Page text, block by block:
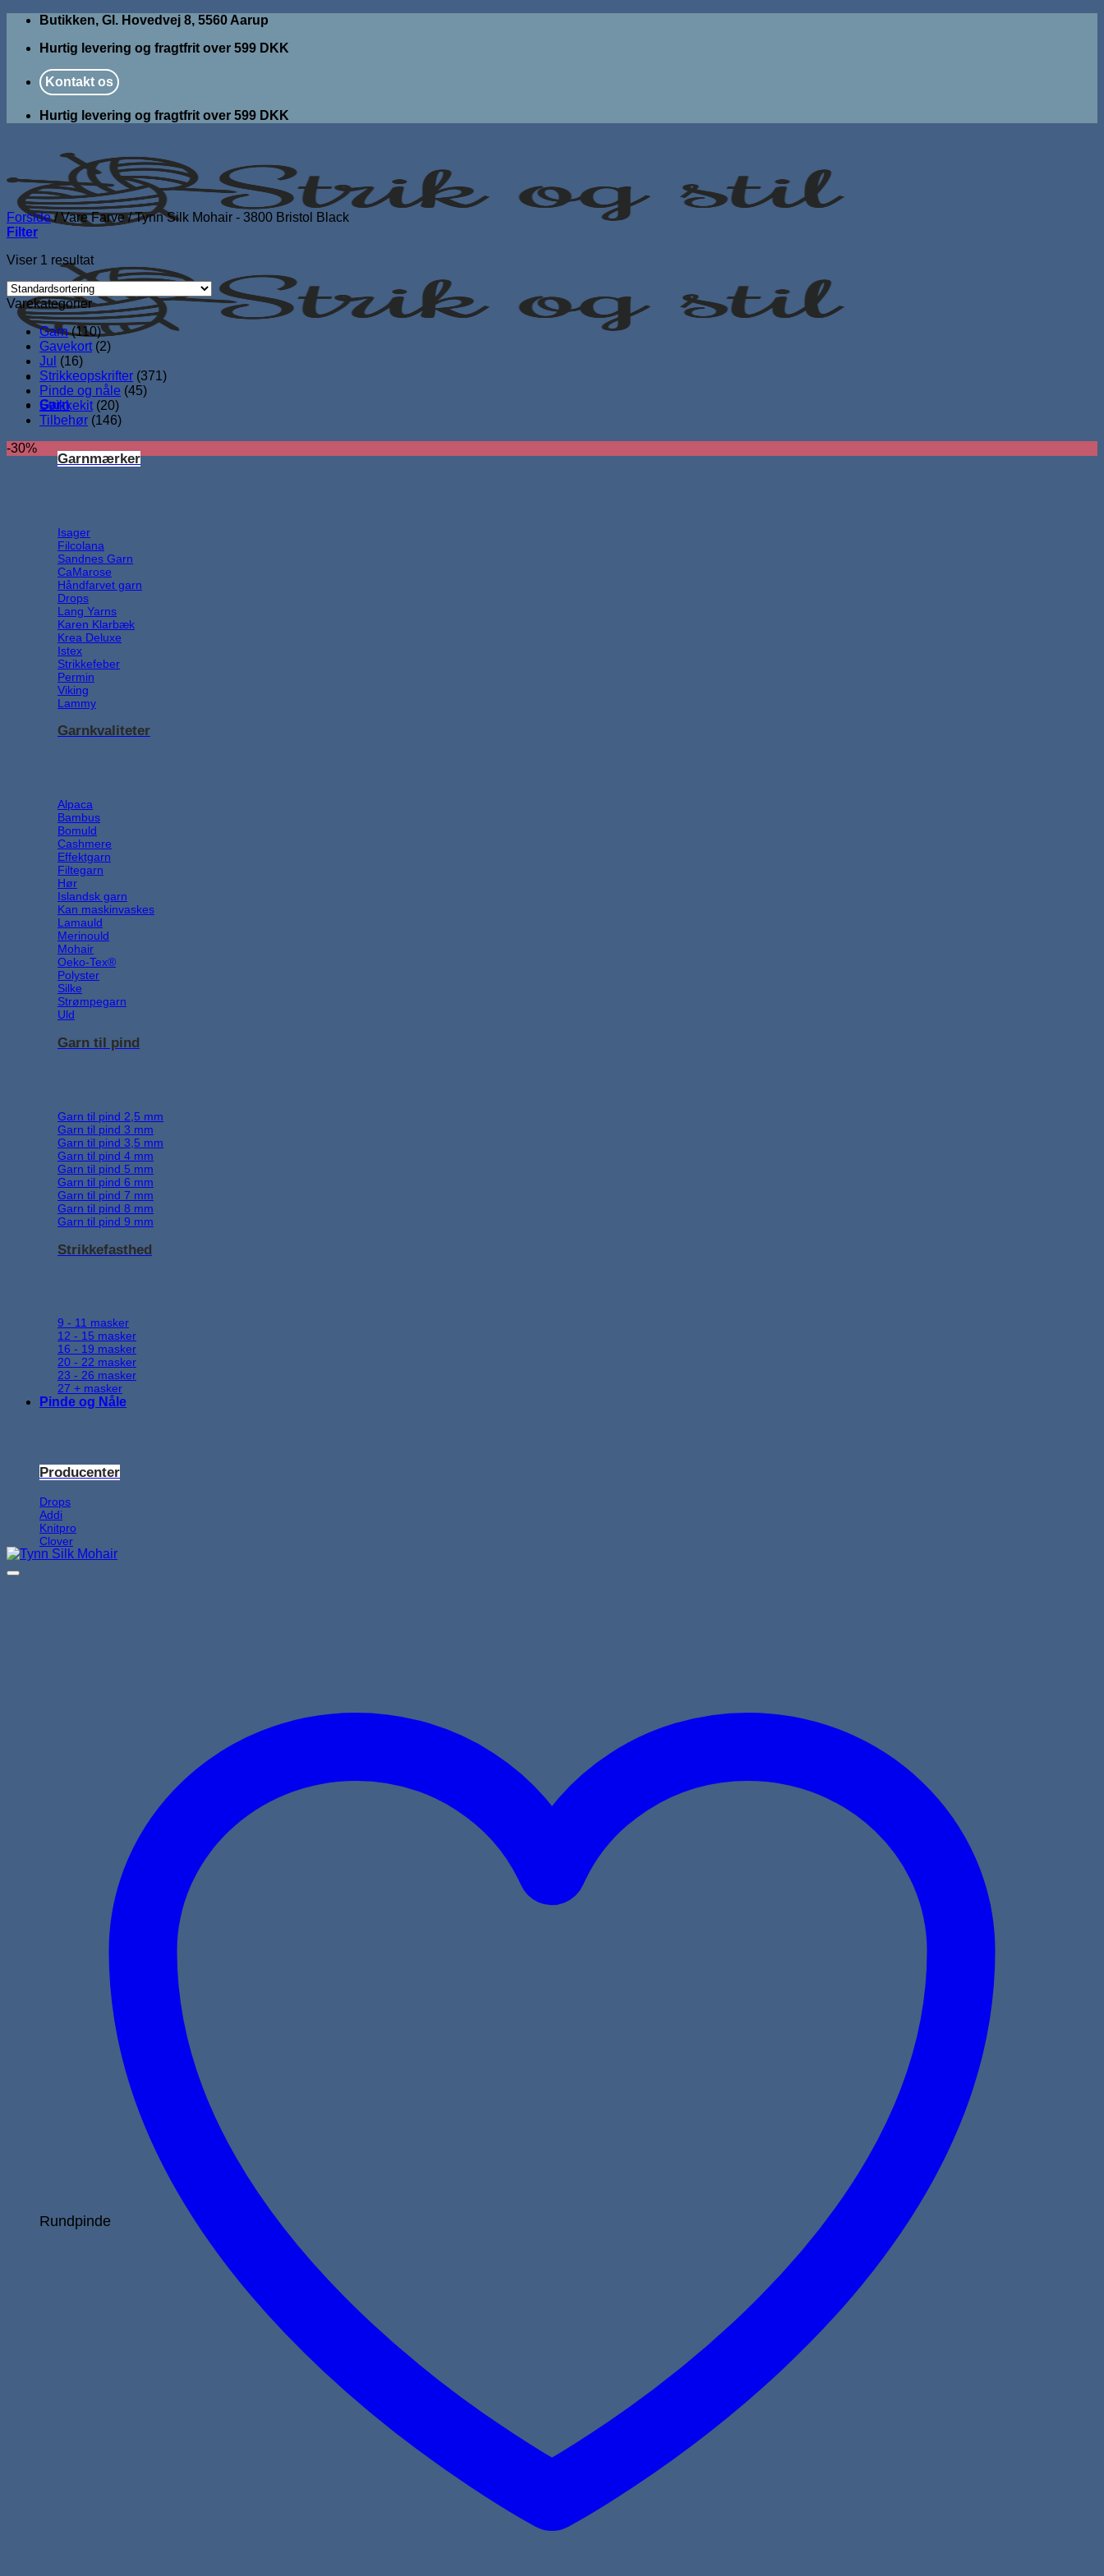
Fortsæt
indhold
Butikken, Gl. Hovedvej 8, 5560 Aarup
Hurtig levering og fragtfrit over 599 DKK
Kontakt os
Hurtig levering og fragtfrit over 599 DKK
Garn
Garnmærker
Isager
Filcolana
Sandnes Garn
CaMarose
Håndfarvet garn
Drops
Lang Yarns
Karen Klarbæk
Krea Deluxe
Istex
Strikkefeber
Permin
Viking
Lammy
Garnkvaliteter
Alpaca
Bambus
Bomuld
Cashmere
Effektgarn
Filtegarn
Hør
Islandsk garn
Kan maskinvaskes
Lamauld
Merinould
Mohair
Oeko-Tex®
Polyster
Silke
Strømpegarn
Uld
Garn til pind
Garn til pind 2,5 mm
Garn til pind 3 mm
Garn til pind 3,5 mm
Garn til pind 4 mm
Garn til pind 5 mm
Garn til pind 6 mm
Garn til pind 7 mm
Garn til pind 8 mm
Garn til pind 9 mm
Strikkefasthed
9 - 11 masker
12 - 15 masker
16 - 19 masker
20 - 22 masker
23 - 26 masker
27 + masker
Pinde og Nåle
Producenter
Drops
Addi
Knitpro
Clover
Rundpinde
Forside / Vare Farve/Tynn Silk Mohair - 3800 Bristol Black
Filter
Viser 1 resultat
Varekategorier
Garn (110)
Gavekort (2)
Jul (16)
Strikkeopskrifter (371)
Pinde og nåle (45)
Strikkekit (20)
Tilbehør (146)
-30%